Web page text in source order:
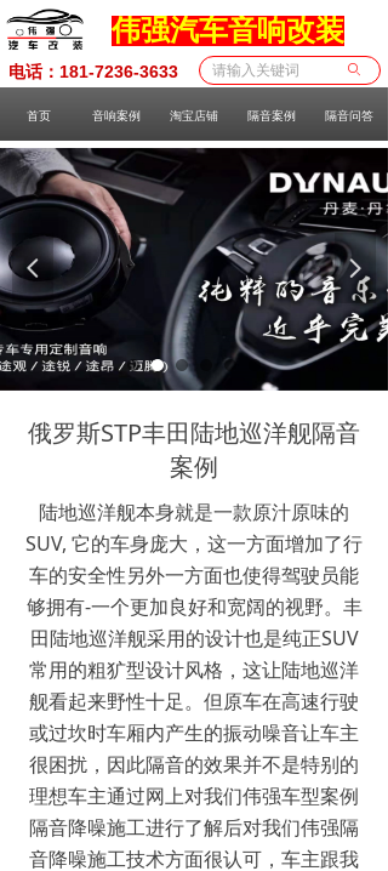
넳 넲
首页 音响案例 淘宝店铺 隔音案例 隔音问答
ꄙ
电话：181-7236-3633
伟强汽车音响改装
俄罗斯STP丰田陆地巡洋舰隔音
案例
陆地巡洋舰本身就是一款原汁原味的
SUV, 它的车身庞大，这一方面增加了行
车的安全性另外一方面也使得驾驶员能
够拥有-一个更加良好和宽阔的视野。丰
田陆地巡洋舰采用的设计也是纯正SUV
常用的粗犷型设计风格，这让陆地巡洋
舰看起来野性十足。但原车在高速行驶
或过坎时车厢内产生的振动噪音让车主
很困扰，因此隔音的效果并不是特别的
理想车主通过网上对我们伟强车型案例
隔音降噪施工进行了解后对我们伟强隔
音降噪施工技术方面很认可，车主跟我